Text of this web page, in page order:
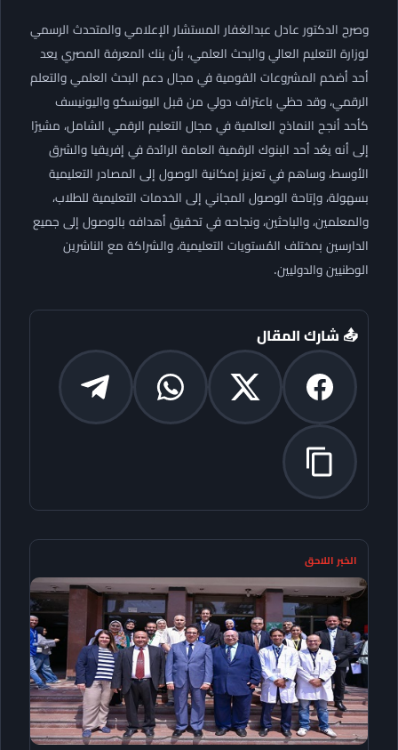
وصرح الدكتور عادل عبدالغفار المستشار الإعلامي والمتحدث الرسمي
لوزارة التعليم العالي والبحث العلمي، بأن بنك المعرفة المصري يعد
أحد أضخم المشروعات القومية في مجال دعم البحث العلمي والتعلم
الرقمي، وقد حظي باعتراف دولي من قبل اليونسكو واليونيسف
كأحد أنجح النماذج العالمية في مجال التعليم الرقمي الشامل، مشيرًا
إلى أنه يعُد أحد البنوك الرقمية العامة الرائدة في إفريقيا والشرق
الأوسط، وساهم في تعزيز إمكانية الوصول إلى المصادر التعليمية
بسهولة، وإتاحة الوصول المجاني إلى الخدمات التعليمية للطلاب،
والمعلمين، والباحثين، ونجاحه في تحقيق أهدافه بالوصول إلى جميع
الدارسين بمختلف المُستويات التعليمية، والشراكة مع الناشرين
الوطنيين والدوليين.
📤 شارك المقال
الخبر اللاحق